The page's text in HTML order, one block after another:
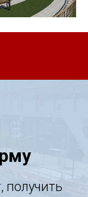
получить